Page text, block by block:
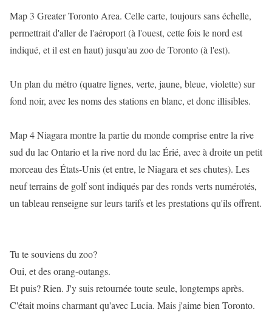
Map 3 Greater Toronto Area. Celle carte, toujours sans échelle,
permettrait d'aller de l'aéroport (à l'ouest, cette fois le nord est
indiqué, et il est en haut) jusqu'au zoo de Toronto (à l'est).
Un plan du métro (quatre lignes, verte, jaune, bleue, violette) sur
fond noir, avec les noms des stations en blanc, et donc illisibles.
Map 4 Niagara montre la partie du monde comprise entre la rive
sud du lac Ontario et la rive nord du lac Érié, avec à droite un petit
morceau des États-Unis (et entre, le Niagara et ses chutes). Les
neuf terrains de golf sont indiqués par des ronds verts numérotés,
un tableau renseigne sur leurs tarifs et les prestations qu'ils offrent.
Tu te souviens du zoo?
Oui, et des orang-outangs.
Et puis? Rien. J'y suis retournée toute seule, longtemps après.
C'était moins charmant qu'avec Lucia. Mais j'aime bien Toronto.